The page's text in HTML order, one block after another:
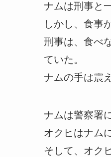
ナムは刑事と
しかし、食事
刑事は、食べ
ていた。
ナムの手は震
ナムは警察署
オクヒはナム
そして、オク